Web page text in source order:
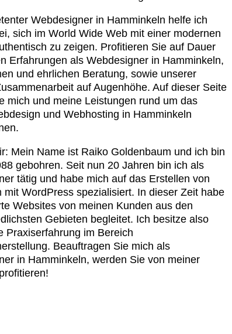
Webdesigner in Hamminkeln helfe ich
sich im World Wide Web mit einer modernen
zu zeigen. Profitieren Sie auf Dauer
Erfahrungen als Webdesigner in Hamminkeln,
und ehrlichen Beratung, sowie unserer
auf Augenhöhe. Auf dieser Seite
mich und meine Leistungen rund um das
und Webhosting in Hamminkeln
Mein Name ist Raiko Goldenbaum und ich bin
gebohren. Seit nun 20 Jahren bin ich als
tätig und habe mich auf das Erstellen von
mit WordPress spezialisiert. In dieser Zeit habe
Websites von meinen Kunden aus den
Gebieten begleitet. Ich besitze also
Praxiserfahrung im Bereich
Beauftragen Sie mich als
in Hamminkeln, werden Sie von meiner